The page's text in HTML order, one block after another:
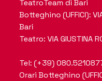
TeatroTeam di Bari
Botteghino (UFFICI):
Bari
Teatro: VIA GIUSTINA
Tel: (+39)
Orari Botteghino